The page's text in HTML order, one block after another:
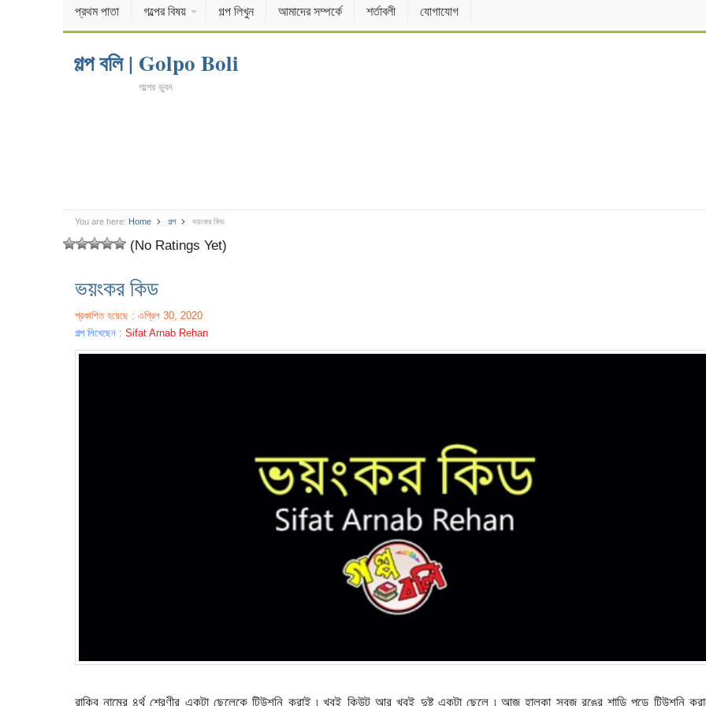
প্রথম পাতা গল্পের বিষয় গল্প লিখুন আমাদের সম্পর্কে শর্তাবলী যোগাযোগ
গল্প বলি | Golpo Boli
গল্পের ভুবন
You are here: Home গল্প ভয়ংকর কিড
(No Ratings Yet)
ভয়ংকর কিড
প্রকাশিত হয়েছে : এপ্রিল 30, 2020
গল্প লিখেছেন : Sifat Arnab Rehan
রাকিব নামের ৪র্থ শ্রেণীর একটা ছেলেকে টিউশনি করাই ৷ খুবই কিউট আর খুবই দুষ্টু একটা ছেলে ৷ আজ হালকা সবুজ রঙের শাড়ি পড়ে টিউশনি